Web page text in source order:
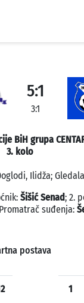
5:1
3:1
BiH grupa
3. kolo
Ilidža;
Šišić Senad; 2.
suđenja:
postava
1